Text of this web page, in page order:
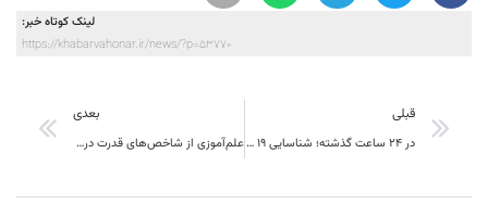
لینک کوتاه خبر:
https://khabarvahonar.ir/news/?p=53770
قبلی
در 24 ساعت گذشته؛ شناسایی 19 بیمار جدید کرونا در خراسان جنوبی
بعدی
علم‌آموزی از شاخص‌های قدرت در هر کشور و جامعه محسوب می‌شود